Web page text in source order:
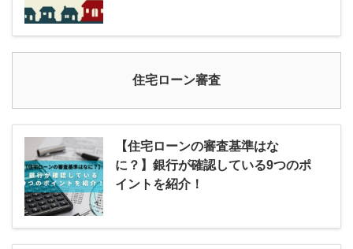
住宅ローン審査
【住宅ローンの審査基準はな
に？】銀行が確認している9つのポ
イントを紹介！